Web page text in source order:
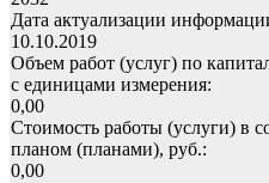
Дата актуализации
10.10.2019
Объем работ (услуг) по
с единицами измерения:
0,00
Стоимость работы (услуги) в
планом (планами), руб.:
0,00